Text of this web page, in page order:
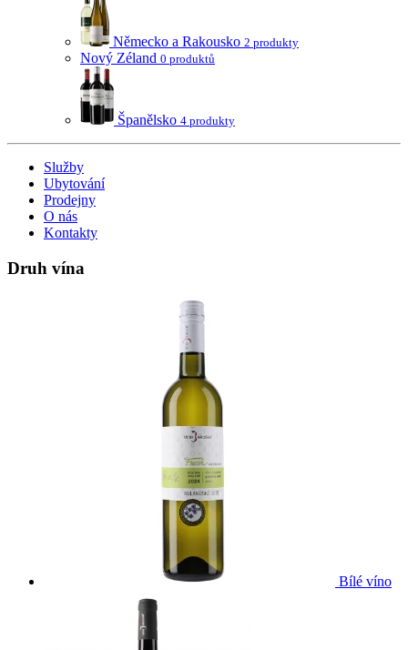
Německo a Rakousko 2 produkty
Nový Zéland 0 produktů
Španělsko 4 produkty
Služby
Ubytování
Prodejny
O nás
Kontakty
Druh vína
Bílé víno